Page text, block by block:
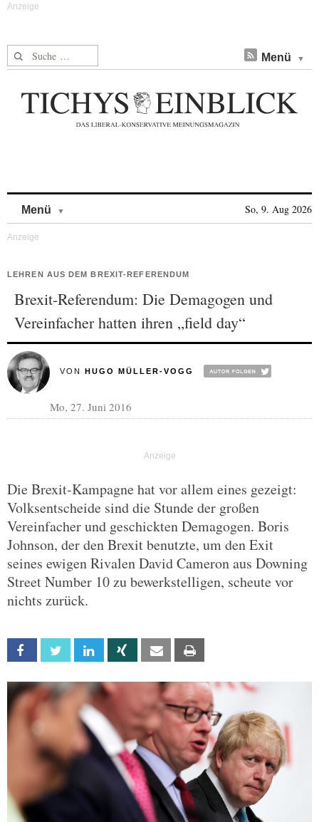
Suche nach: Menü
Menü So, 9. Aug 2026
LEHREN AUS DEM BREXIT-REFERENDUM
Brexit-Referendum: Die Demagogen und
Vereinfacher hatten ihren „field day“
VON HUGO MÜLLER-VOGG
Mo, 27. Juni 2016
Die Brexit-Kampagne hat vor allem eines gezeigt:
Volksentscheide sind die Stunde der großen
Vereinfacher und geschickten Demagogen. Boris
Johnson, der den Brexit benutzte, um den Exit
seines ewigen Rivalen David Cameron aus Downing
Street Number 10 zu bewerkstelligen, scheute vor
nichts zurück.
Facebook Twitter Linkedin Xing Email